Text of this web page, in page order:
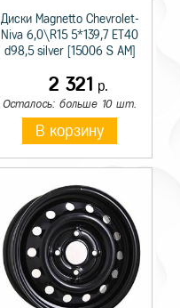
Диски Magnetto Chevrolet-
Niva 6,0\R15 5*139,7 ET40
d98,5 silver [15006 S AM]
2 321 р.
Осталось: больше 10 шт.
В корзину